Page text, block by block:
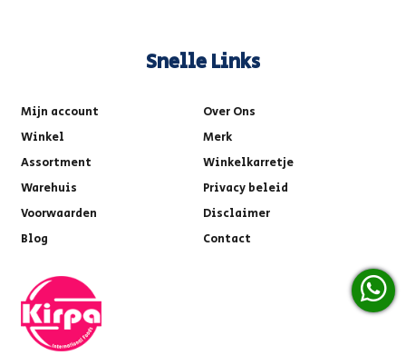
Snelle Links
Mijn account
Over Ons
Winkel
Merk
Assortment
Winkelkarretje
Warehuis
Privacy beleid
Voorwaarden
Disclaimer
Blog
Contact